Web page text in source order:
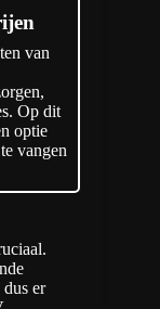
van
Op dit
optie
vangen
er